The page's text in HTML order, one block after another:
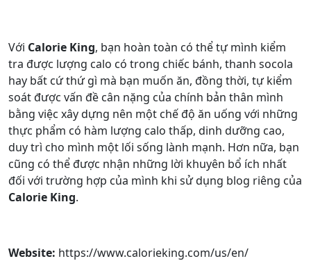
Với Calorie King, bạn hoàn toàn có thể tự mình kiểm
tra được lượng calo có trong chiếc bánh, thanh socola
hay bất cứ thứ gì mà bạn muốn ăn, đồng thời, tự kiểm
soát được vấn đề cân nặng của chính bản thân mình
bằng việc xây dựng nên một chế độ ăn uống với những
thực phẩm có hàm lượng calo thấp, dinh dưỡng cao,
duy trì cho mình một lối sống lành mạnh. Hơn nữa, bạn
cũng có thể được nhận những lời khuyên bổ ích nhất
đối với trường hợp của mình khi sử dụng blog riêng của
Calorie King.
Website: https://www.calorieking.com/us/en/